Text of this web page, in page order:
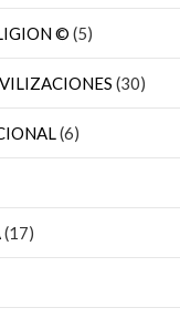
© (5)
(30)
(6)
(17)